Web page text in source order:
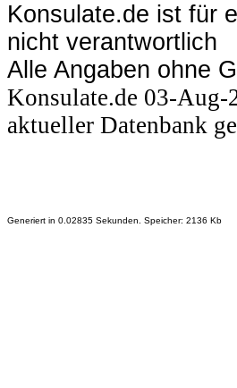
Konsulate.de ist für
nicht verantwortlich
Alle Angaben ohne
Konsulate.de 03-Aug-
aktueller Datenbank
Generiert in 0.02835 Sekunden. Speicher: 2136 Kb